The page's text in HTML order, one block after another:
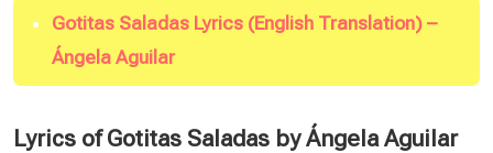
Gotitas Saladas Lyrics (English Translation) –
Ángela Aguilar
Lyrics of Gotitas Saladas by Ángela Aguilar